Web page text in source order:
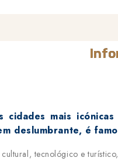
cidades mais
deslumbrante, é
tecnológico e